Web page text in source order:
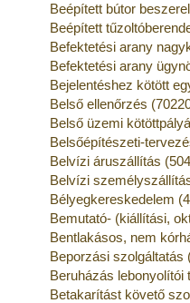
Beépített bútor
Beépített
Befektetési arany
Befektetési arany
Bejelentéshez kötött
Belső ellenőrzés
Belső üzemi
Belsőépítészeti-
Belvízi áruszállítás
Belvízi
Bélyegkereskedelem
Bemutató- (kiállítási,
Bentlakásos, nem
Beporzási szolgáltatás
Beruházás lebonyolítói
Betakarítást követő